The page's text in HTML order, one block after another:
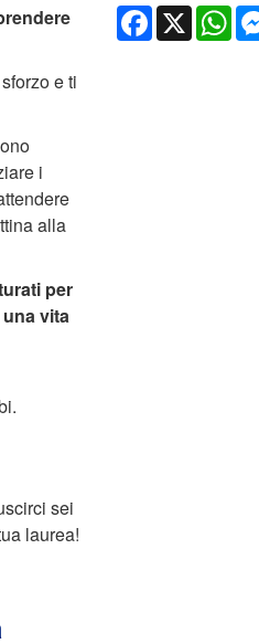
e ti
i
alla
per
vita
sei
laurea!
Facebook
X